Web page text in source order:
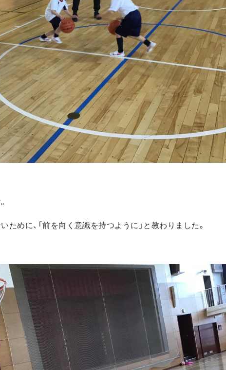
めに、「前を向く意識を持つように」と教わりました。